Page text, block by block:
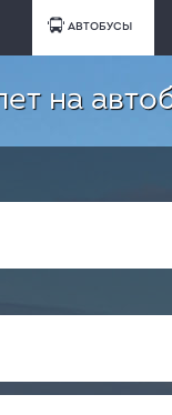
АВТОБУСЫ
на